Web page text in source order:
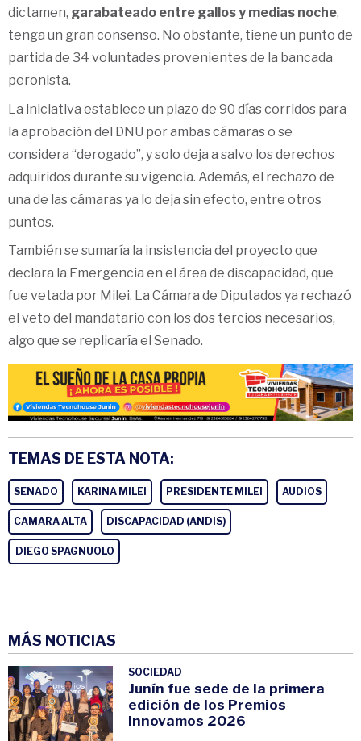
dictamen, garabateado entre gallos y medias noche,
tenga un gran consenso. No obstante, tiene un punto de
partida de 34 voluntades provenientes de la bancada
peronista.
La iniciativa establece un plazo de 90 días corridos para
la aprobación del DNU por ambas cámaras o se
considera “derogado”, y solo deja a salvo los derechos
adquiridos durante su vigencia. Además, el rechazo de
una de las cámaras ya lo deja sin efecto, entre otros
puntos.
También se sumaría la insistencia del proyecto que
declara la Emergencia en el área de discapacidad, que
fue vetada por Milei. La Cámara de Diputados ya rechazó
el veto del mandatario con los dos tercios necesarios,
algo que se replicaría el Senado.
TEMAS DE ESTA NOTA:
SENADO KARINA MILEI PRESIDENTE MILEI AUDIOS
CAMARA ALTA DISCAPACIDAD (ANDIS)
DIEGO SPAGNUOLO
MÁS NOTICIAS
SOCIEDAD
Junín fue sede de la primera
edición de los Premios
Innovamos 2026